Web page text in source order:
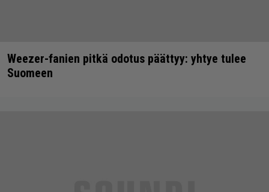
Weezer-fanien pitkä odotus päättyy: yhtye tulee
Suomeen